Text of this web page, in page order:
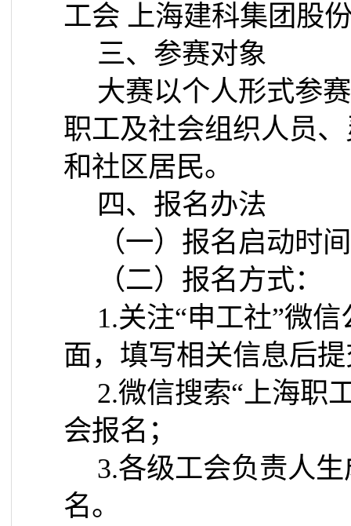
工会 上海建科集团股
三、参赛对象
大赛以个人形式参
职工及社会组织人员
和社区居民。
四、报名办法
（一）报名启动时
（二）报名方式：
1.关注“申工社”微
面，填写相关信息后
2.微信搜索“上海职
会报名；
3.各级工会负责人
名。